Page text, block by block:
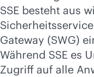
SSE besteht aus
Gateway (SWG)
Während SSE es
Zugriff auf alle